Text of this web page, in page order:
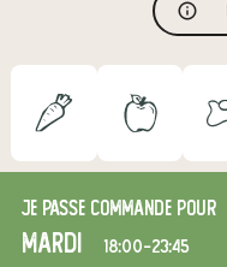
Je passe commande pour
mardi 18:00-23:45